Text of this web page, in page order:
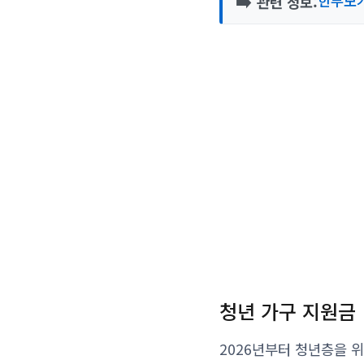
청년 가구 지원금
2026년부터 청년층을